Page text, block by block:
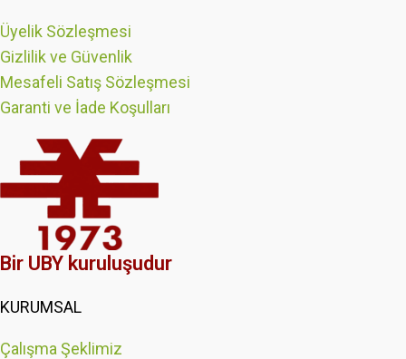
Üyelik Sözleşmesi
Gizlilik ve Güvenlik
Mesafeli Satış Sözleşmesi
Garanti ve İade Koşulları
Bir UBY kuruluşudur
KURUMSAL
Çalışma Şeklimiz